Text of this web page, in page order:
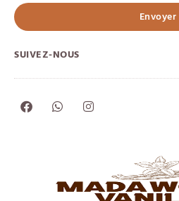
Envoyer
SUIVEZ-NOUS